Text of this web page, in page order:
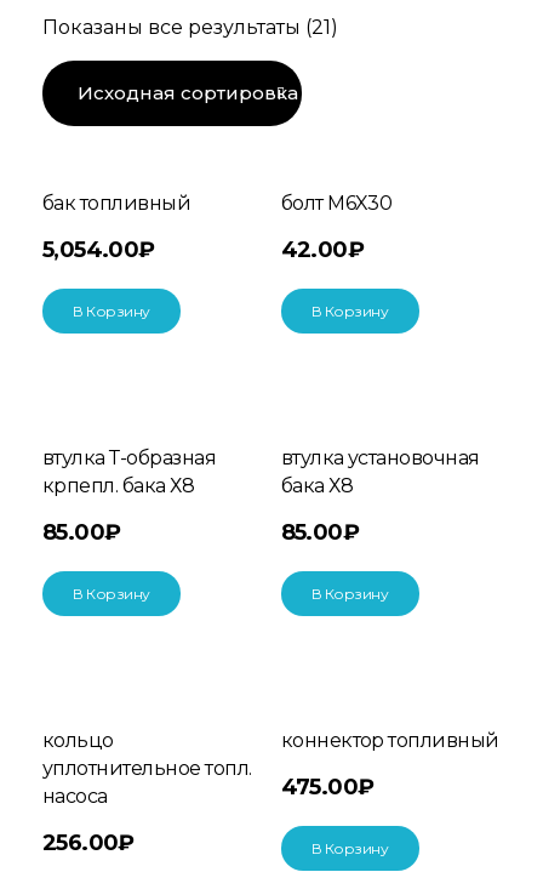
Показаны все результаты (21)
бак топливный
5,054.00₽
В Корзину
болт M6X30
42.00₽
В Корзину
втулка Т-образная
крпепл. бака Х8
85.00₽
В Корзину
втулка установочная
бака Х8
85.00₽
В Корзину
кольцо
уплотнительное топл.
насоса
256.00₽
коннектор топливный
475.00₽
В Корзину